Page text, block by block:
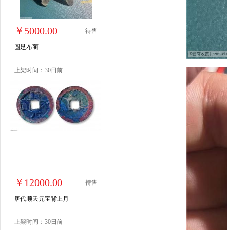
￥5000.00 待售
圆足布蔺
上架时间：30日前
￥12000.00 待售
唐代顺天元宝背上月
上架时间：30日前